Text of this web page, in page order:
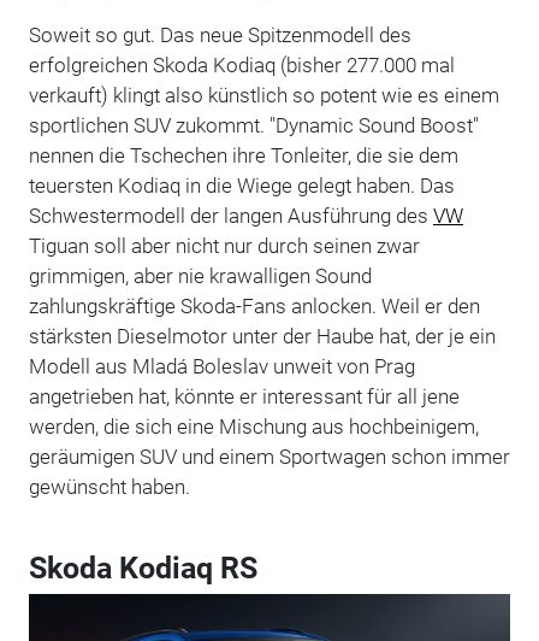
Soweit so gut. Das neue Spitzenmodell des
erfolgreichen Skoda Kodiaq (bisher 277.000 mal
verkauft) klingt also künstlich so potent wie es einem
sportlichen SUV zukommt. "Dynamic Sound Boost"
nennen die Tschechen ihre Tonleiter, die sie dem
teuersten Kodiaq in die Wiege gelegt haben. Das
Schwestermodell der langen Ausführung des VW
Tiguan soll aber nicht nur durch seinen zwar
grimmigen, aber nie krawalligen Sound
zahlungskräftige Skoda-Fans anlocken. Weil er den
stärksten Dieselmotor unter der Haube hat, der je ein
Modell aus Mladá Boleslav unweit von Prag
angetrieben hat, könnte er interessant für all jene
werden, die sich eine Mischung aus hochbeinigem,
geräumigen SUV und einem Sportwagen schon immer
gewünscht haben.
Skoda Kodiaq RS